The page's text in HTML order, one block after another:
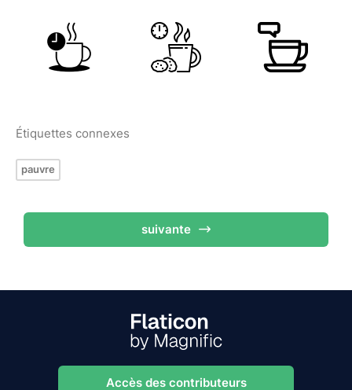
Étiquettes connexes
pauvre
suivante
Accès des contributeurs